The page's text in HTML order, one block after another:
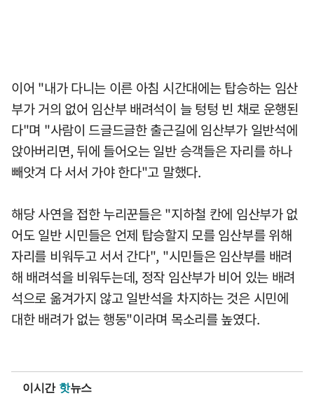
이어 "내가 다니는 이른 아침 시간대에는 탑승하는 임산
부가 거의 없어 임산부 배려석이 늘 텅텅 빈 채로 운행된
다"며 "사람이 드글드글한 출근길에 임산부가 일반석에
앉아버리면, 뒤에 들어오는 일반 승객들은 자리를 하나
빼앗겨 다 서서 가야 한다"고 말했다.
해당 사연을 접한 누리꾼들은 "지하철 칸에 임산부가 없
어도 일반 시민들은 언제 탑승할지 모를 임산부를 위해
자리를 비워두고 서서 간다", "시민들은 임산부를 배려
해 배려석을 비워두는데, 정작 임산부가 비어 있는 배려
석으로 옮겨가지 않고 일반석을 차지하는 것은 시민에
대한 배려가 없는 행동"이라며 목소리를 높였다.
이시간 핫뉴스